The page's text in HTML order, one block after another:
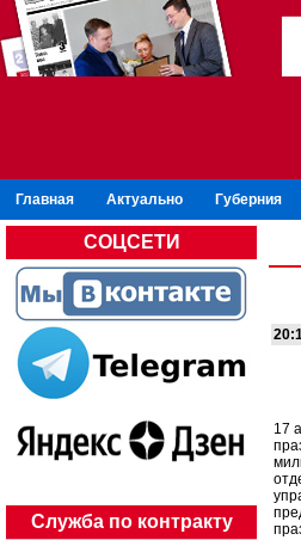
Главная Актуально Губерния
СОЦСЕТИ
Служба по контракту
17